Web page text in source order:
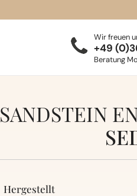
Wir freuen
+49
Beratung
SANDSTEIN
Hergestellt